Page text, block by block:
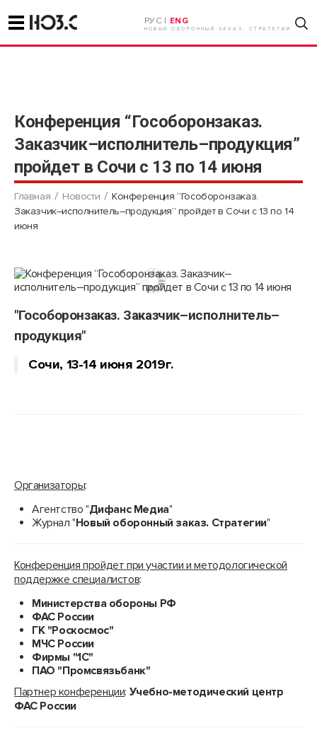
РУС | ENG
НОВЫЙ ОБОРОННЫЙ ЗАКАЗ. СТРАТЕГИИ
Конференция “Гособоронзаказ.
Заказчик–исполнитель–продукция”
пройдет в Сочи с 13 по 14 июня
Главная Новости
Конференция “Гособоронзаказ.
Заказчик–исполнитель–продукция” пройдет в Сочи с 13 по 14
июня
"Гособоронзаказ. Заказчик–исполнитель–
продукция"
Сочи, 13-14 июня 2019г.
Организаторы:
Агентство "Дифанс Медиа"
Журнал "Новый оборонный заказ. Стратегии"
Конференция пройдет при участии и методологической
поддержке специалистов:
Министерства обороны РФ
ФАС России
ГК "Роскосмос"
МЧС России
Фирмы "1С"
ПАО "Промсвязьбанк"
Партнер конференции: Учебно-методический центр
ФАС России